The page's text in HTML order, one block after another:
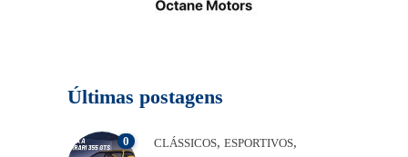
Últimas postagens
0 CLÁSSICOS, ESPORTIVOS,